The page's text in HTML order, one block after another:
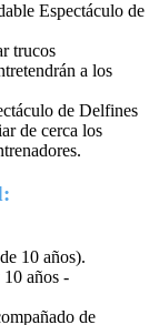
Espectáculo de
trucos
a los
de Delfines
de cerca los
10 años).
años -
de